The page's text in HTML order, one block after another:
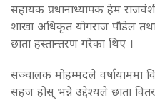
सहायक प्रधानाध्यापक हेम
शाखा अधिकृत योगराज पौडेल
छाता हस्तान्तरण गरेका थिए ।
सञ्चालक मोहम्मदले वर्षायाममा
सहज होस् भन्ने उद्देश्यले छाता